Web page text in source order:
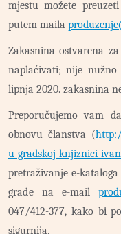
mjestu možete
putem maila
Zakasnina ostvarena
naplaćivati; nije
lipnja 2020. zakasnina
Preporučujemo vam
obnovu članstva (
u-gradskoj-knjiznici-
pretraživanje e-kataloga
građe na e-mail
047/412-377, kako bi
sigurnija.